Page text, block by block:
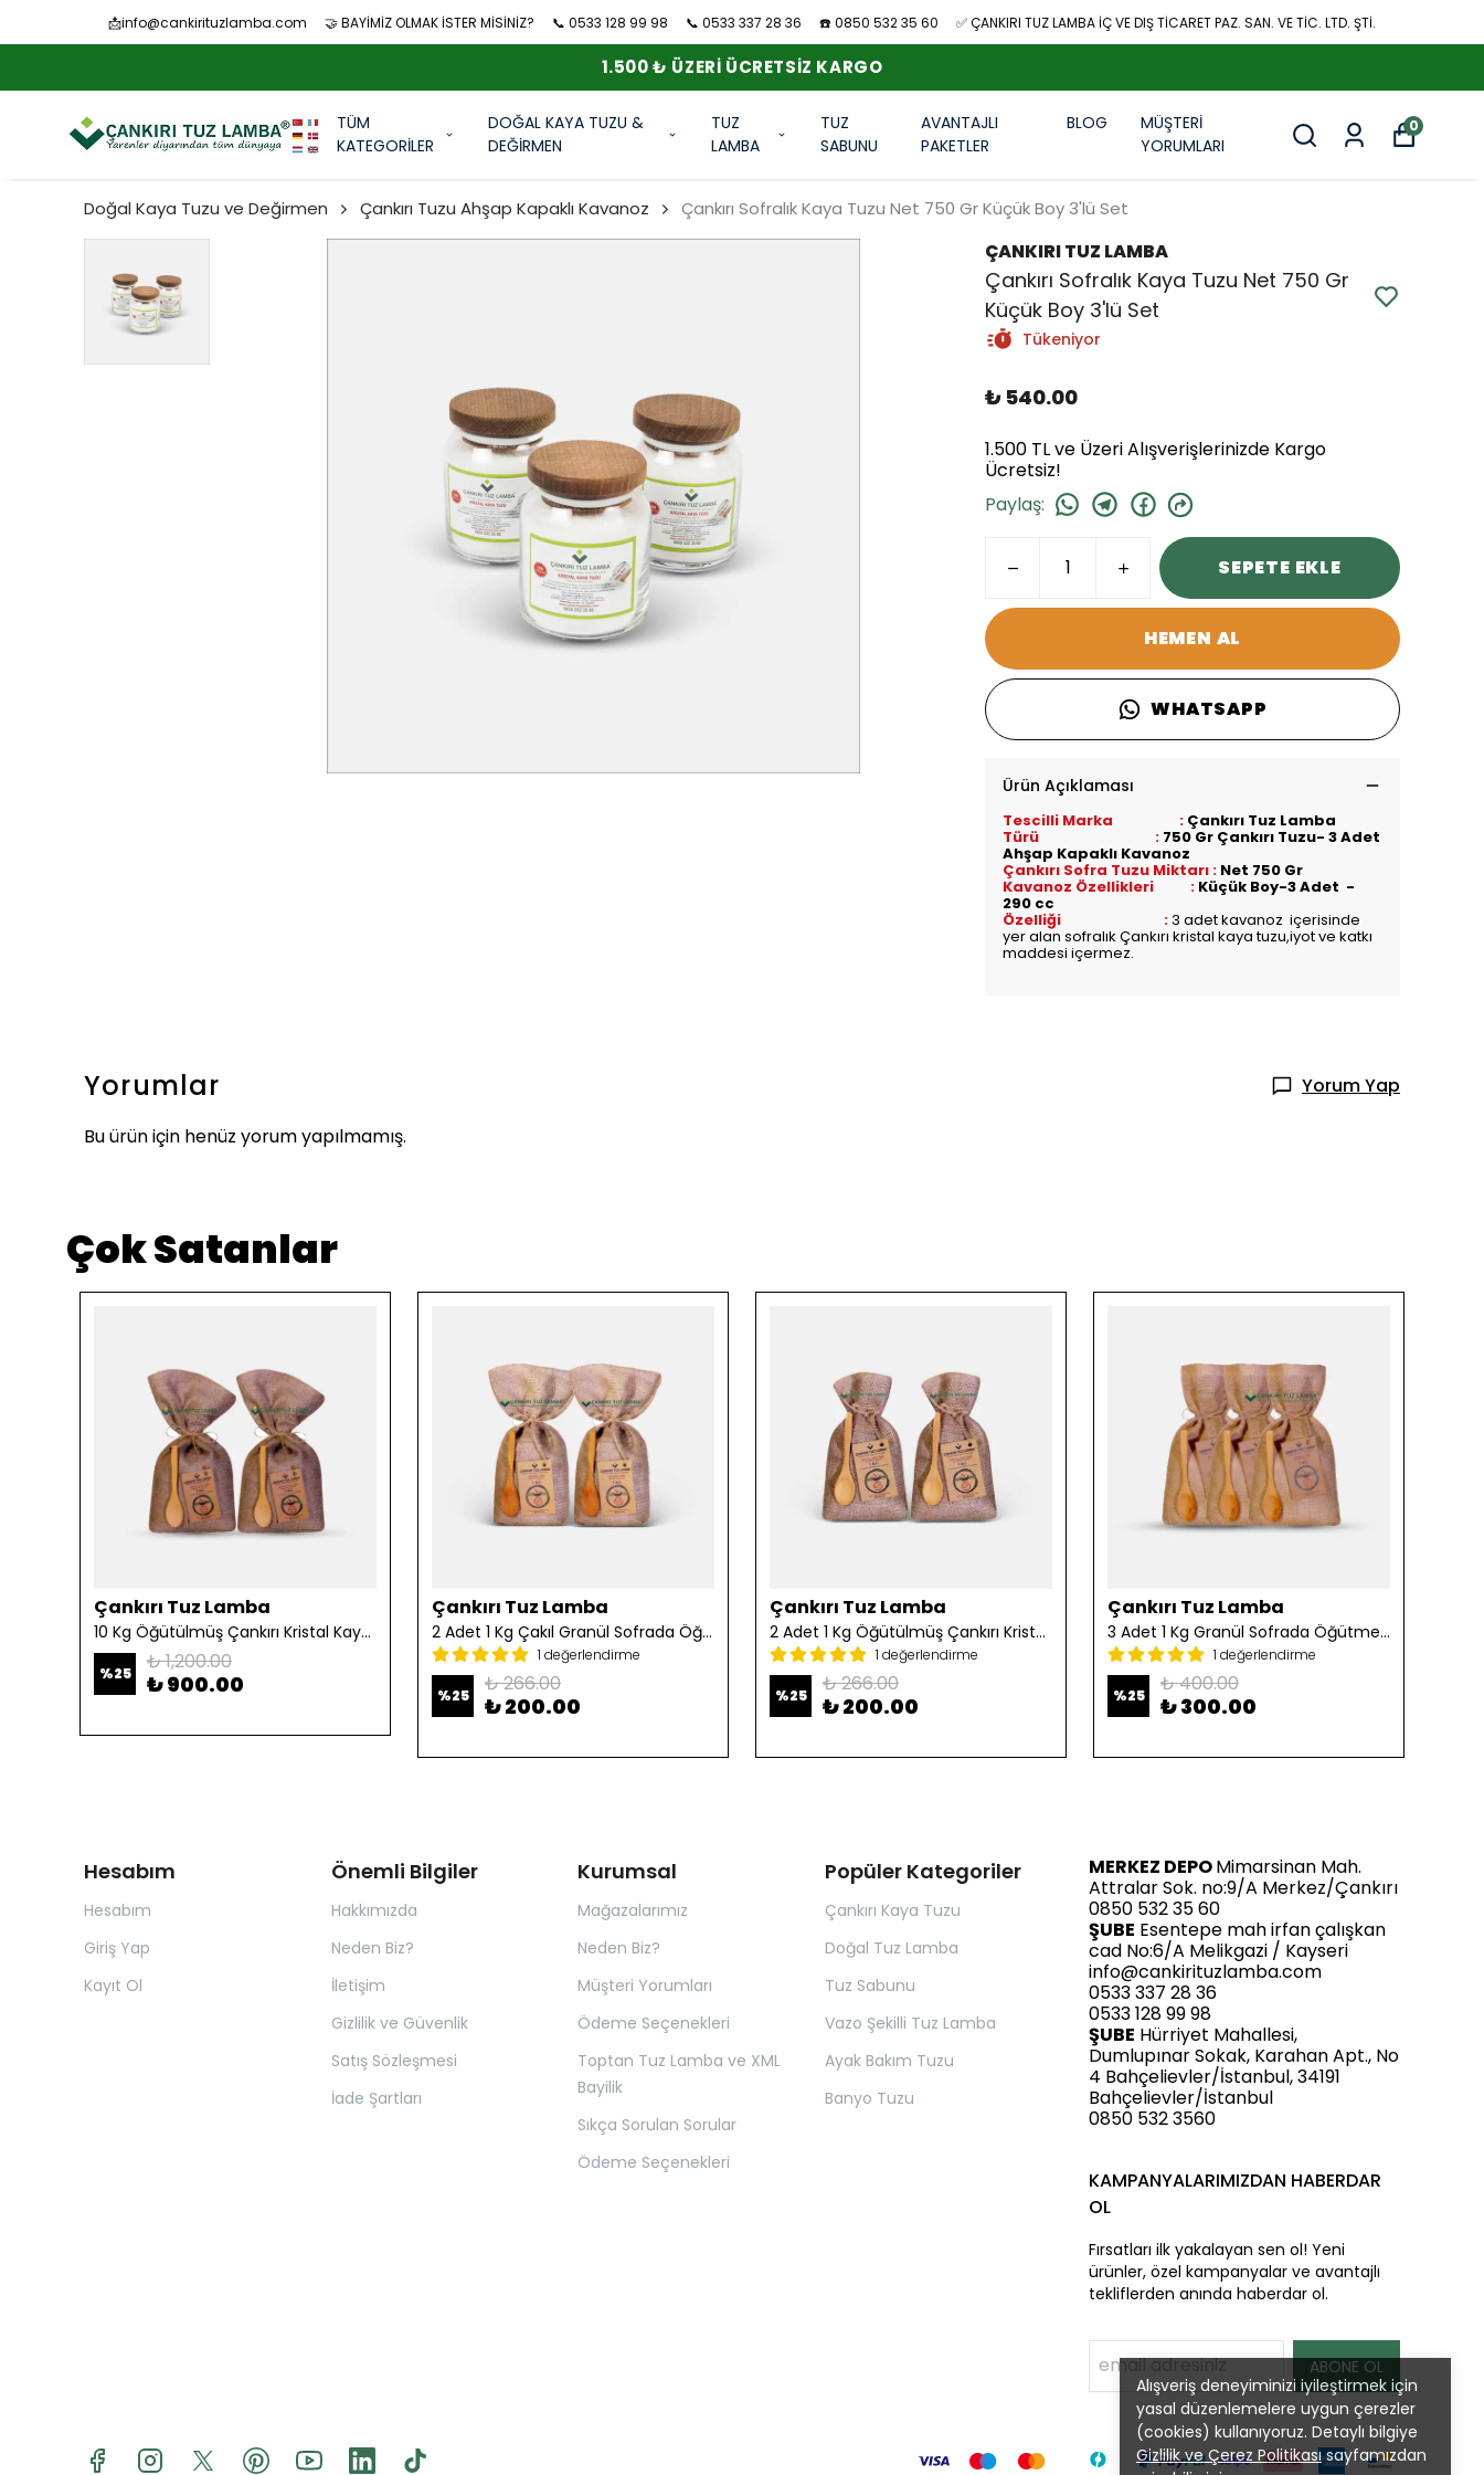
📩info@cankirituzlamba.com 🤝 BAYİMİZ OLMAK İSTER MİSİNİZ? 📞 0533 128 99 98 📞 0533 337 28 36 ☎️ 0850 532 35 60 ✅ ÇANKIRI TUZ LAMBA İÇ VE DIŞ TİCARET PAZ. SAN. VE TİC. LTD. ŞTİ.
1.500 ₺ ÜZERI ÜCRETSIZ KARGO
TÜM
KATEGORİLER
DOĞAL KAYA TUZU &
DEĞİRMEN
TUZ
LAMBA
TUZ
SABUNU
AVANTAJLI
PAKETLER
BLOG
MÜŞTERİ
YORUMLARI
0
Alışveriş deneyiminizi iyileştirmek için
yasal düzenlemelere uygun çerezler
(cookies) kullanıyoruz. Detaylı bilgiye
Gizlilik ve Çerez Politikasısayfamızdan
Doğal Kaya Tuzu ve Değirmen Çankırı Tuzu Ahşap Kapaklı Kavanoz Çankırı Sofralık Kaya Tuzu Net 750 Gr Küçük Boy 3'lü Set
ÇANKIRI TUZ LAMBA
Çankırı Sofralık Kaya Tuzu Net 750 Gr
Küçük Boy 3'lü Set
Tükeniyor
₺ 540.00
1.500 TL ve Üzeri Alışverişlerinizde Kargo
Ücretsiz!
Paylaş:
SEPETE EKLE
HEMEN AL
WHATSAPP
Ürün Açıklaması
Tescilli Marka : Çankırı Tuz Lamba
Türü : 750 Gr Çankırı Tuzu- 3 Adet
Ahşap Kapaklı Kavanoz
Çankırı Sofra Tuzu Miktarı : Net 750 Gr
Kavanoz Özellikleri : Küçük Boy-3 Adet -
290 cc
Özelliği :3 adet kavanoz içerisinde
yer alan sofralık Çankırı kristal kaya tuzu,iyot ve katkı
maddesi içermez.
Yorumlar
Yorum Yap
Bu ürün için henüz yorum yapılmamış.
Çok Satanlar
Çankırı Tuz Lamba
10 Kg Öğütülmüş Çankırı Kristal Kaya Tuzu
%25 ₺ 1,200.00
₺ 900.00
Çankırı Tuz Lamba
2 Adet 1 Kg Çakıl Granül Sofrada Öğütme Tuzu
1 değerlendirme
%25 ₺ 266.00
₺ 200.00
Çankırı Tuz Lamba
2 Adet 1 Kg Öğütülmüş Çankırı Kristal Kaya Tuzu
1 değerlendirme
%25 ₺ 266.00
₺ 200.00
Çankırı Tuz Lamba
3 Adet 1 Kg Granül Sofrada Öğütme Tuzu
1 değerlendirme
%25 ₺ 400.00
₺ 300.00
Hesabım
Hesabım
Giriş Yap
Kayıt Ol
Önemli Bilgiler
Hakkımızda
Neden Biz?
İletişim
Gizlilik ve Güvenlik
Satış Sözleşmesi
İade Şartları
Kurumsal
Mağazalarımız
Neden Biz?
Müşteri Yorumları
Ödeme Seçenekleri
Toptan Tuz Lamba ve XML
Bayilik
Sıkça Sorulan Sorular
Ödeme Seçenekleri
Popüler Kategoriler
Çankırı Kaya Tuzu
Doğal Tuz Lamba
Tuz Sabunu
Vazo Şekilli Tuz Lamba
Ayak Bakım Tuzu
Banyo Tuzu
MERKEZ DEPOMimarsinan Mah.
Attralar Sok. no:9/A Merkez/Çankırı
0850 532 35 60
ŞUBE Esentepe mah irfan çalışkan
cad No:6/A Melikgazi / Kayseri
info@cankirituzlamba.com
0533 337 28 36
0533 128 99 98
ŞUBE Hürriyet Mahallesi,
Dumlupınar Sokak, Karahan Apt., No
4 Bahçelievler/İstanbul, 34191
Bahçelievler/İstanbul
0850 532 3560
KAMPANYALARIMIZDAN HABERDAR
OL
Fırsatları ilk yakalayan sen ol! Yeni
ürünler, özel kampanyalar ve avantajlı
tekliflerden anında haberdar ol.
ABONE OL